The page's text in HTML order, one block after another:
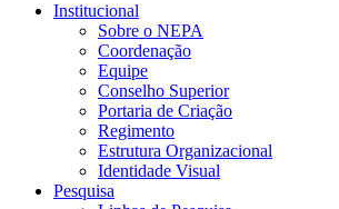
Institucional
Sobre o NEPA
Coordenação
Equipe
Conselho Superior
Portaria de Criação
Regimento
Estrutura Organizacional
Identidade Visual
Pesquisa